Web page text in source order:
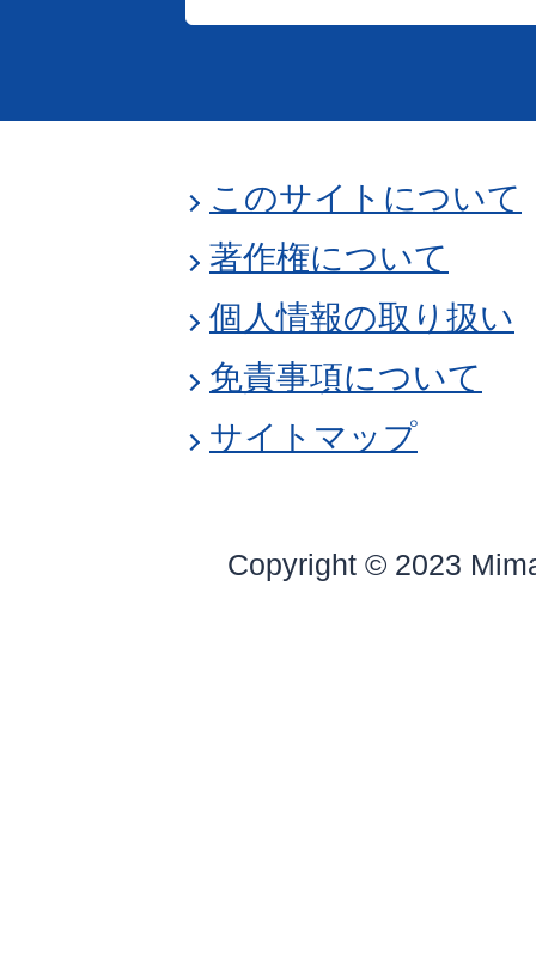
このサイトについて
著作権について
個人情報の取り扱い
免責事項について
サイトマップ
Copyright © 2023